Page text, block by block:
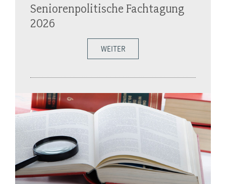
Seniorenpolitische Fachtagung
2026
WEITER